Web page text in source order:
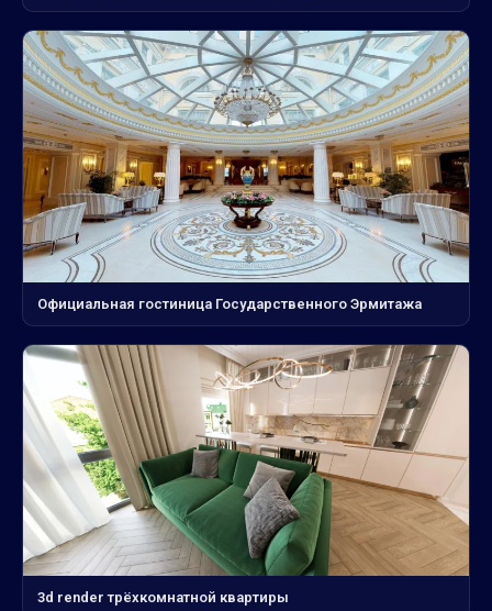
Официальная гостиница Государственного Эрмитажа
3d render трёхкомнатной квартиры